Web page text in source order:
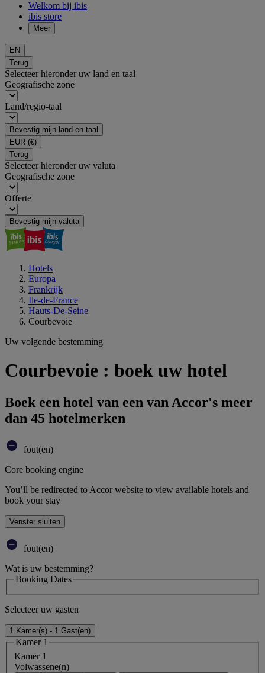
Welkom bij ibis
ibis store
Meer
EN
Terug
Selecteer hieronder uw land en taal
Geografische zone
Land/regio-taal
Bevestig mijn land en taal
EUR (€)
Terug
Selecteer hieronder uw valuta
Geografische zone
Offerte
Bevestig mijn valuta
Hotels
Europa
Frankrijk
Ile-de-France
Hauts-De-Seine
Courbevoie
Uw volgende bestemming
Courbevoie : boek uw hotel
Boek een hotel van een van Accor's meer
dan 45 hotelmerken
fout(en)
Core booking engine
You’ll be redirected to Accor website to view available hotels and
book your stay
Venster sluiten
fout(en)
Wat is uw bestemming?
Booking Dates
Selecteer uw gasten
1 Kamer(s) - 1 Gast(en)
Kamer 1
Kamer 1
Volwassene(n)